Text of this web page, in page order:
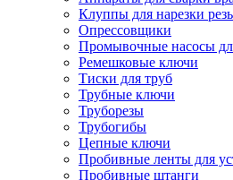
Клуппы для нарезки
Опрессовщики
Промывочные насосы
Ремешковые ключи
Тиски для труб
Трубные ключи
Труборезы
Трубогибы
Цепные ключи
Пробивные ленты для
Пробивные штанги